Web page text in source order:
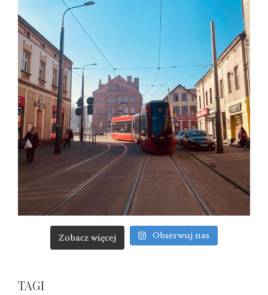
Zobacz więcej Obserwuj nas
TAGI